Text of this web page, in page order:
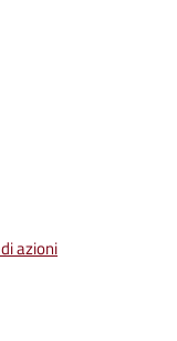
azioni